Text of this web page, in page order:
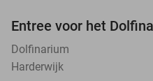
Entree voor het
Dolfinarium
Harderwijk